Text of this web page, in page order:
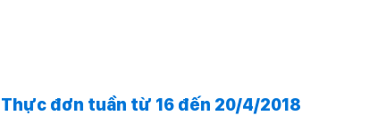
Thực đơn tuần từ 16 đến 20/4/2018